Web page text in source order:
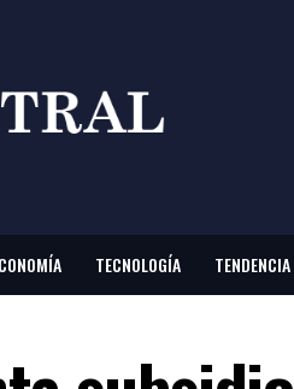
TECNOLOGÍA TENDENCIA